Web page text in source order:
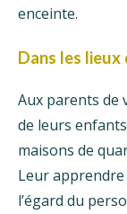
enceinte.
Dans les
Aux parents de
de leurs
maisons de
Leur
l’égard du